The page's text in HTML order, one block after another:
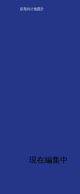
原発向け地震計
現在編集中